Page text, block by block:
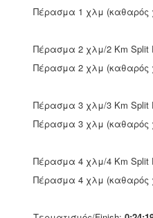
Πέρασμα 1 χλμ (καθαρός
Πέρασμα 2 χλμ/2 Km Split
Πέρασμα 2 χλμ (καθαρός
Πέρασμα 3 χλμ/3 Km Split
Πέρασμα 3 χλμ (καθαρός
Πέρασμα 4 χλμ/4 Km Split
Πέρασμα 4 χλμ (καθαρός